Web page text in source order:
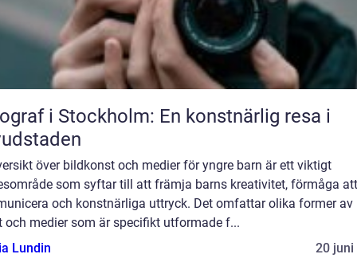
i Stockholm: En konstnärlig resa i
över bildkonst och medier för yngre barn är ett viktigt
som syftar till att främja barns kreativitet, förmåga att
och konstnärliga uttryck. Det omfattar olika former av
och medier som är specifikt utformade f...
Lundin
20 juni